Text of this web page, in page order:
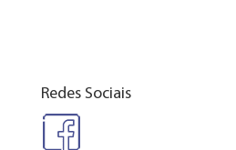
Redes Sociais